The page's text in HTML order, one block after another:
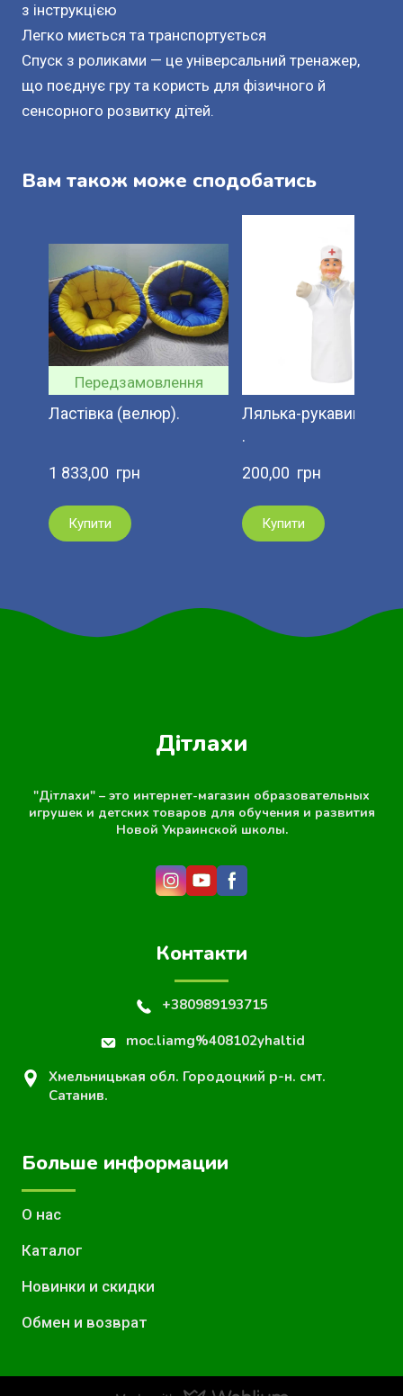
з інструкцією
Легко миється та транспортується
Спуск з роликами — це універсальний тренажер,
що поєднує гру та користь для фізичного й
сенсорного розвитку дітей.
Вам також може сподобатись
Передзамовлення
Ластівка (велюр).
1 833,00  грн
Купити
Лялька-рукавиця
.
200,00  грн
Купити
Дітлахи
"Дітлахи" – это интернет-магазин образовательных
игрушек и детских товаров для обучения и развития
Новой Украинской школы.
Контакти
+380989193715
moc.liamg%408102yhaltid
Хмельницькая обл. Городоцкий р-н. смт.
Сатанив.
Больше информации
О нас
Каталог
Новинки и скидки
Обмен и возврат